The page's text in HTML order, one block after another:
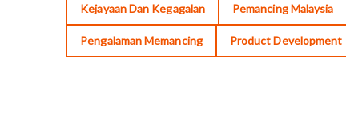
Kejayaan Dan Kegagalan Pemancing Malaysia
Pengalaman Memancing Product Development